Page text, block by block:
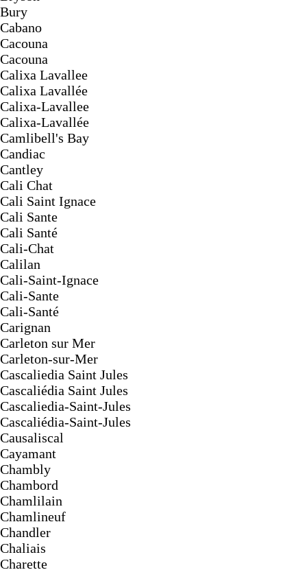
Bury
Cabano
Cacouna
Cacouna
Calixa Lavallee
Calixa Lavallée
Calixa-Lavallee
Calixa-Lavallée
Camlibell's Bay
Candiac
Cantley
Cali Chat
Cali Saint Ignace
Cali Sante
Cali Santé
Cali-Chat
Calilan
Cali-Saint-Ignace
Cali-Sante
Cali-Santé
Carignan
Carleton sur Mer
Carleton-sur-Mer
Cascaliedia Saint Jules
Cascaliédia Saint Jules
Cascaliedia-Saint-Jules
Cascaliédia-Saint-Jules
Causaliscal
Cayamant
Chambly
Chambord
Chamlilain
Chamlineuf
Chandler
Chaliais
Charette